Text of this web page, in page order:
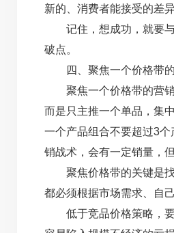
新的、消费者能接受的差
记住，想成功，就要与
破点。
四、聚焦一个价格带的
聚焦一个价格带的营销
而是只主推一个单品，集
一个产品组合不要超过3
销战术，会有一定销量，
聚焦价格带的关键是找
都必须根据市场需求、自
低于竞品价格策略，要